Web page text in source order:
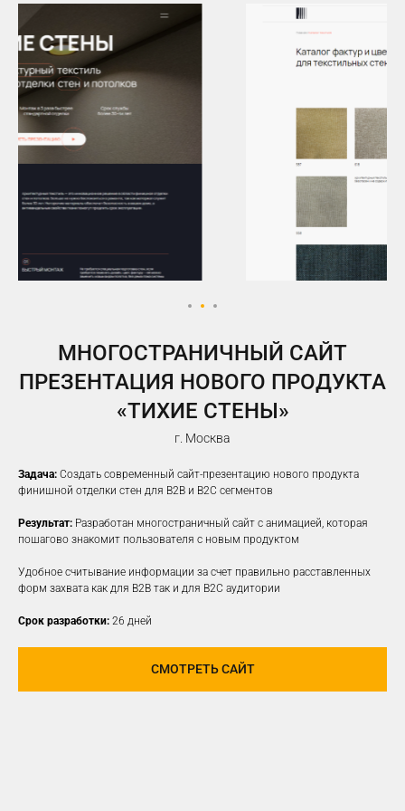
МНОГОСТРАНИЧНЫЙ САЙТ
ПРЕЗЕНТАЦИЯ НОВОГО ПРОДУКТА
«ТИХИЕ СТЕНЫ»
г. Москва
Задача: Создать современный сайт-презентацию нового продукта
финишной отделки стен для B2B и B2C сегментов
Результат: Разработан многостраничный сайт с анимацией, которая
пошагово знакомит пользователя с новым продуктом
Удобное считывание информации за счет правильно расставленных
форм захвата как для B2B так и для B2C аудитории
Срок разработки: 26 дней
СМОТРЕТЬ САЙТ